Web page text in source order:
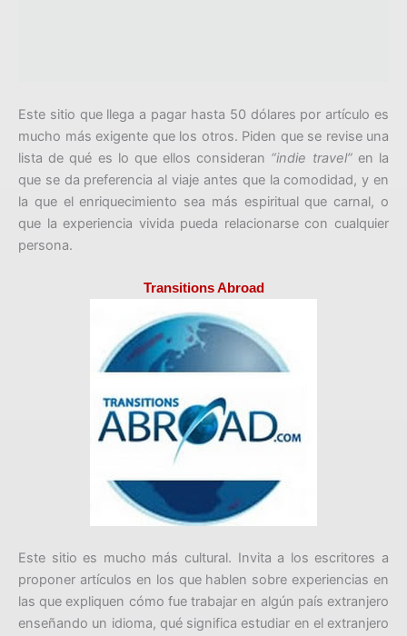
Este sitio que llega a pagar hasta 50 dólares por artículo es
mucho más exigente que los otros. Piden que se revise una
lista de qué es lo que ellos consideran “indie travel”en la
que se da preferencia al viaje antes que la comodidad, y en
la que el enriquecimiento sea más espiritual que carnal, o
que la experiencia vivida pueda relacionarse con cualquier
persona.
Transitions Abroad
Este sitio es mucho más cultural. Invita a los escritores a
proponer artículos en los que hablen sobre experiencias en
las que expliquen cómo fue trabajar en algún país extranjero
enseñando un idioma, qué significa estudiar en el extranjero